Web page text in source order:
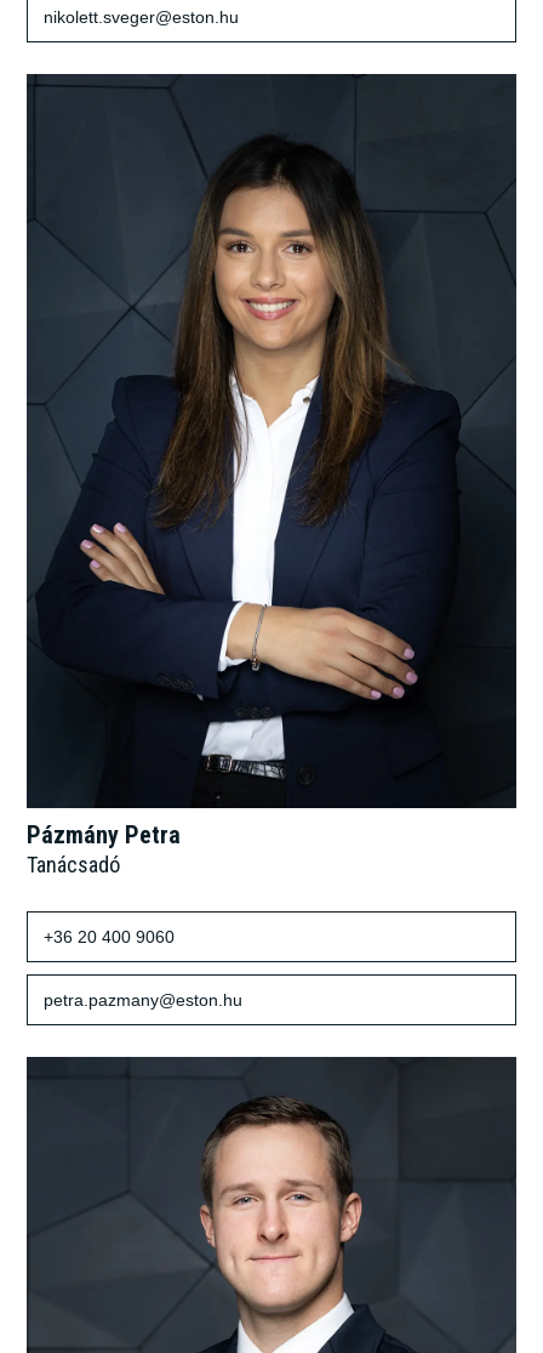
nikolett.sveger@eston.hu
Pázmány Petra
Tanácsadó
+36 20 400 9060
petra.pazmany@eston.hu